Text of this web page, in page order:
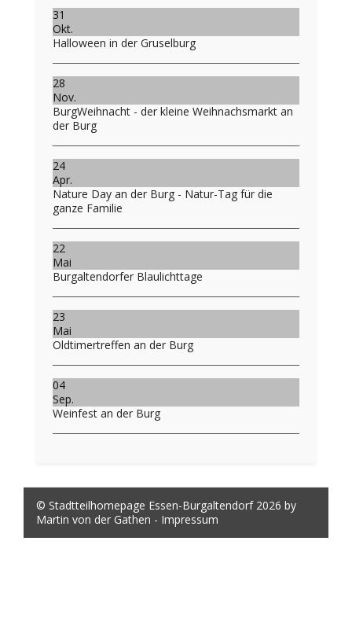
31
Okt.
Halloween in der Gruselburg
28
Nov.
BurgWeihnacht - der kleine Weihnachsmarkt an
der Burg
24
Apr.
Nature Day an der Burg - Natur-Tag für die
ganze Familie
22
Mai
Burgaltendorfer Blaulichttage
23
Mai
Oldtimertreffen an der Burg
04
Sep.
Weinfest an der Burg
© Stadtteilhomepage Essen-Burgaltendorf 2026 by
Martin von der Gathen - Impressum